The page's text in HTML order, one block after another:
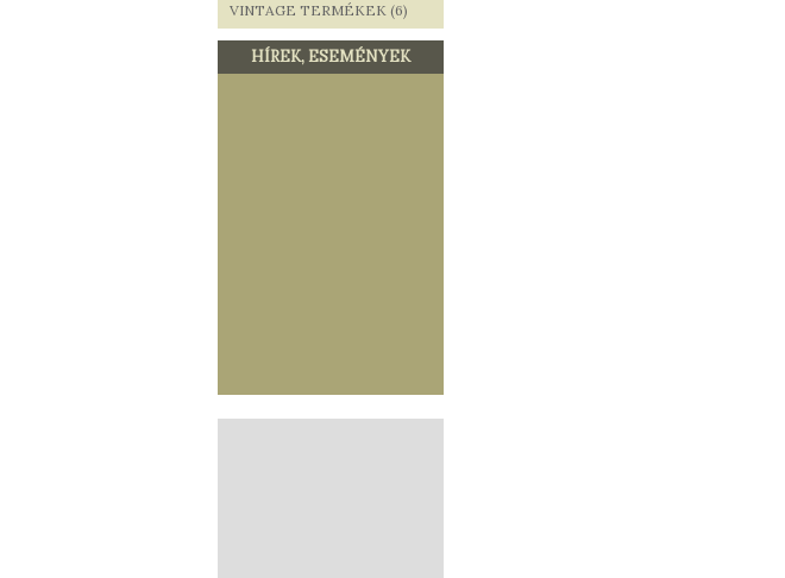
VINTAGE TERMÉKEK (6)
HÍREK, ESEMÉNYEK